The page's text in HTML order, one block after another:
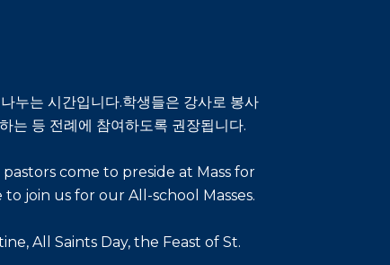
누는 시간입니다.학생들은 강사로 봉사
는 등 전례에 참여하도록 권장됩니다.
come to preside at Mass for
join us for our All-school Masses.
All Saints Day, the Feast of St.